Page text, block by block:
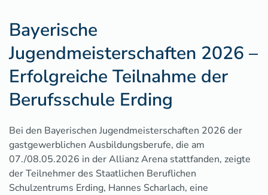
Bayerische
Jugendmeisterschaften 2026 –
Erfolgreiche Teilnahme der
Berufsschule Erding
Bei den Bayerischen Jugendmeisterschaften 2026 der
gastgewerblichen Ausbildungsberufe, die am
07./08.05.2026 in der Allianz Arena stattfanden, zeigte
der Teilnehmer des Staatlichen Beruflichen
Schulzentrums Erding, Hannes Scharlach, eine